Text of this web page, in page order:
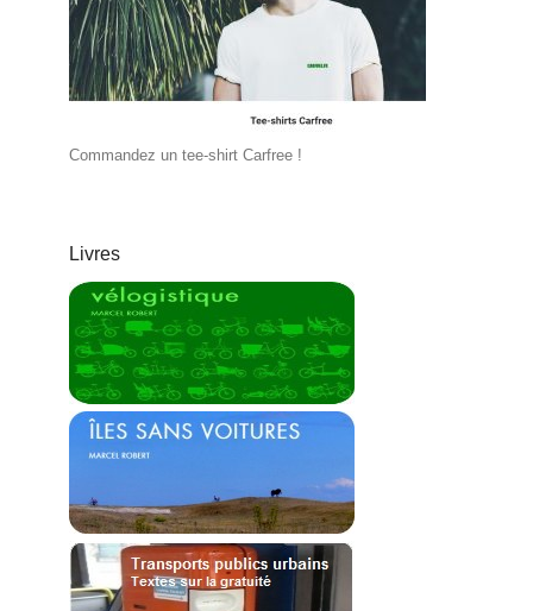
Commandez un tee-shirt Carfree !
Livres